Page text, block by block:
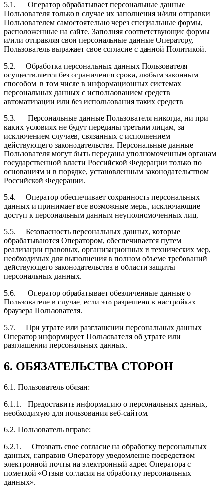
5.1. Оператор обрабатывает персональные данные
Пользователя только в случае их заполнения и/или отправки
Пользователем самостоятельно через специальные формы,
расположенные на сайте. Заполняя соответствующие формы
и/или отправляя свои персональные данные Оператору,
Пользователь выражает свое согласие с данной Политикой.
5.2. Обработка персональных данных Пользователя
осуществляется без ограничения срока, любым законным
способом, в том числе в информационных системах
персональных данных с использованием средств
автоматизации или без использования таких средств.
5.3. Персональные данные Пользователя никогда, ни при
каких условиях не будут переданы третьим лицам, за
исключением случаев, связанных с исполнением
действующего законодательства. Персональные данные
Пользователя могут быть переданы уполномоченным органам
государственной власти Российской Федерации только по
основаниям и в порядке, установленным законодательством
Российской Федерации.
5.4. Оператор обеспечивает сохранность персональных
данных и принимает все возможные меры, исключающие
доступ к персональным данным неуполномоченных лиц.
5.5. Безопасность персональных данных, которые
обрабатываются Оператором, обеспечивается путем
реализации правовых, организационных и технических мер,
необходимых для выполнения в полном объеме требований
действующего законодательства в области защиты
персональных данных.
5.6. Оператор обрабатывает обезличенные данные о
Пользователе в случае, если это разрешено в настройках
браузера Пользователя.
5.7. При утрате или разглашении персональных данных
Оператор информирует Пользователя об утрате или
разглашении персональных данных.
6. ОБЯЗАТЕЛЬСТВА СТОРОН
6.1. Пользователь обязан:
6.1.1. Предоставить информацию о персональных данных,
необходимую для пользования веб-сайтом.
6.2. Пользователь вправе:
6.2.1. Отозвать свое согласие на обработку персональных
данных, направив Оператору уведомление посредством
электронной почты на электронный адрес Оператора с
пометкой «Отзыв согласия на обработку персональных
данных».